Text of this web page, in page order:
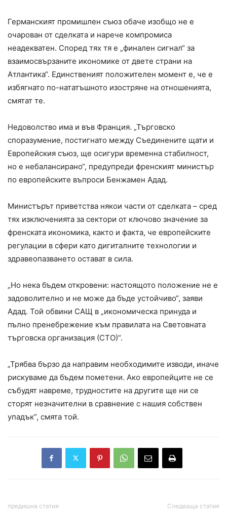
Германският промишлен съюз обаче изобщо не е
очарован от сделката и нарече компромиса
неадекватен. Според тях тя е „финален сигнал“ за
взаимосвързаните икономике от двете страни на
Атлантика“. Единственият положителен момент е, че е
избягнато по-нататъшното изостряне на отношенията,
смятат те.
Недоволство има и във Франция. „Търговско
споразумение, постигнато между Съединените щати и
Европейския съюз, ще осигури временна стабилност,
но е небалансирано“, предупреди френският министър
по европейските въпроси Бенжамен Адад.
Министърът приветства някои части от сделката – сред
тях изключенията за сектори от ключово значение за
френската икономика, както и факта, че европейските
регулации в сфери като дигиталните технологии и
здравеопазването остават в сила.
„Но нека бъдем откровени: настоящото положение не е
задоволително и не може да бъде устойчиво“, заяви
Адад. Той обвини САЩ в „икономическа принуда и
пълно пренебрежение към правилата на Световната
търговска организация (СТО)“.
„Трябва бързо да направим необходимите изводи, иначе
рискуваме да бъдем пометени. Ако европейците не се
събудят навреме, трудностите на другите ще ни се
сторят незначителни в сравнение с нашия собствен
упадък“, смята той.
предишна статия Следваща статия